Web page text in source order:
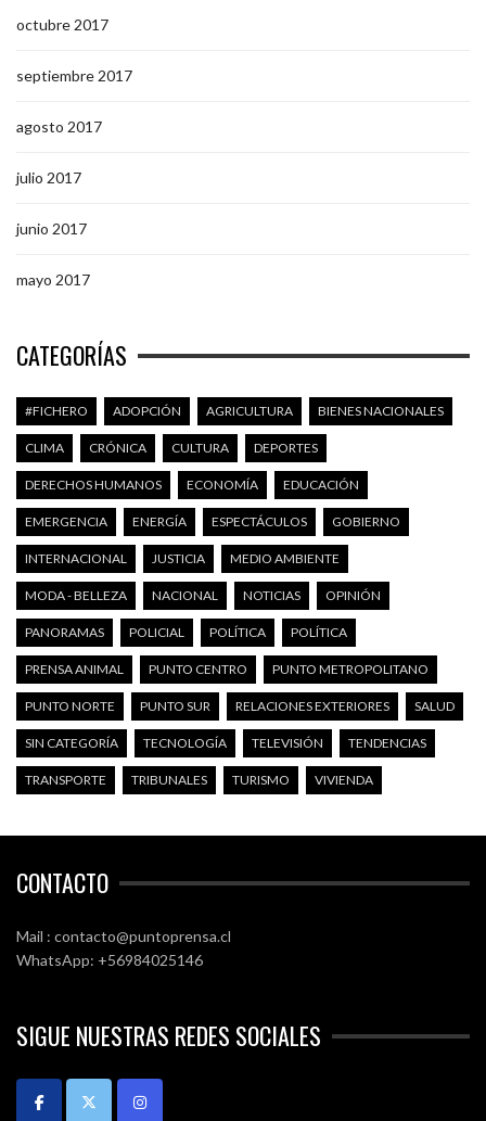
octubre 2017
septiembre 2017
agosto 2017
julio 2017
junio 2017
mayo 2017
CATEGORÍAS
#FICHERO ADOPCIÓN AGRICULTURA BIENES NACIONALES
CLIMA CRÓNICA CULTURA DEPORTES
DERECHOS HUMANOS ECONOMÍA EDUCACIÓN
EMERGENCIA ENERGÍA ESPECTÁCULOS GOBIERNO
INTERNACIONAL JUSTICIA MEDIO AMBIENTE
MODA - BELLEZA NACIONAL NOTICIAS OPINIÓN
PANORAMAS POLICIAL POLÍTICA POLÍTICA
PRENSA ANIMAL PUNTO CENTRO PUNTO METROPOLITANO
PUNTO NORTE PUNTO SUR RELACIONES EXTERIORES SALUD
SIN CATEGORÍA TECNOLOGÍA TELEVISIÓN TENDENCIAS
TRANSPORTE TRIBUNALES TURISMO VIVIENDA
CONTACTO
Mail : contacto@puntoprensa.cl
WhatsApp: +56984025146
SIGUE NUESTRAS REDES SOCIALES